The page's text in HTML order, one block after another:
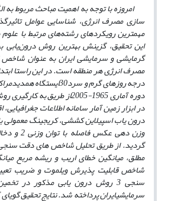
امروزه با توجه به اهمیت مباحث مربوط به
سازی مصرف انرژی، شناسایی عوامل
مهمترین رویکردهای رشته‌های مرتبط با
این تحقیق، گزینش بهترین روش درون‌یابی
گرمایشی و سرمایشی ایران به عنوان شاخص
مصرف انرژی هر منطقه است. در این راستا
درجه روزهای گرم و سرد30ایستگاه همدید
دوره آماری 1965-2005 از طریق به کارگیری
درون یاب اسپیلاین کششی، کریجینگ معمولی
گردید. از طریق تحلیل شاخص های دقت سنجی
مطلق، میانگین خطای اریب و ریشه مربع
شاخص قابلیت پذیرش ویلموت و ضریب
سنجی 3 روش درون یابی مذکور در
سرمایشیایران پرداخته شد. نتایج تحقیق